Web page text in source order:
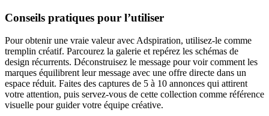
Conseils pratiques pour l’utiliser
Pour obtenir une vraie valeur avec Adspiration, utilisez-le comme
tremplin créatif. Parcourez la galerie et repérez les schémas de
design récurrents. Déconstruisez le message pour voir comment les
marques équilibrent leur message avec une offre directe dans un
espace réduit. Faites des captures de 5 à 10 annonces qui attirent
votre attention, puis servez-vous de cette collection comme référence
visuelle pour guider votre équipe créative.